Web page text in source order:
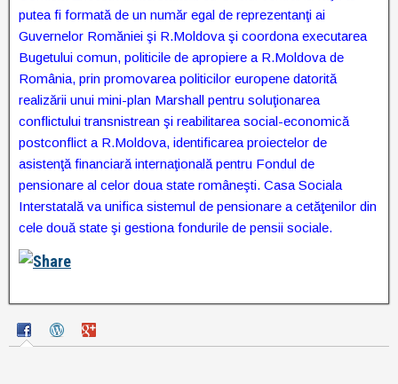
putea fi formată de un număr egal de reprezentanţi ai
Guvernelor Romăniei şi R.Moldova şi coordona executarea
Bugetului comun, politicile de apropiere a R.Moldova de
România, prin promovarea politicilor europene datorită
realizării unui mini-plan Marshall pentru soluţionarea
conflictului transnistrean şi reabilitarea social-economică
postconflict a R.Moldova, identificarea proiectelor de
asistenţă financiară internaţională pentru Fondul de
pensionare al celor doua state româneşti. Casa Sociala
Interstatală va unifica sistemul de pensionare a cetăţenilor din
cele două state şi gestiona fondurile de pensii sociale.